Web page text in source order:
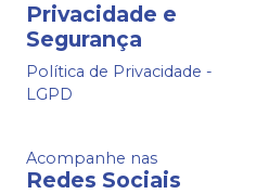
Privacidade e
Segurança
Política de Privacidade -
LGPD
Acompanhe nas
Redes Sociais